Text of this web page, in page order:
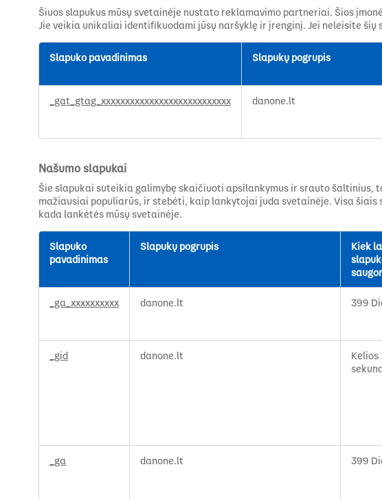
Šiuos slapukus mūsų svetainėje nustato reklamavimo partneriai. Šios
Jie veikia unikaliai identifikuodami jūsų naršyklę ir įrenginį. Jei neleisite
slapukai
Slapuko pavadinimas Slapukų pogrupis
_gat_gtag_xxxxxxxxxxxxxxxxxxxxxxxxxxx danone.lt
Našumo slapukai
Šie slapukai suteikia galimybę skaičiuoti apsilankymus ir srauto
mažiausiai populiarūs, ir stebėti, kaip lankytojai juda svetainėje. Visa
kada lankėtės mūsų svetainėje.
slapukai
Slapuko
pavadinimas
Slapukų pogrupis
Kiek
_ga_xxxxxxxxxx danone.lt 399
_gid danone.lt
Kelios
_ga danone.lt 399